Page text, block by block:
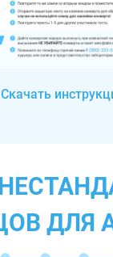
Скачать
ДЛЯ